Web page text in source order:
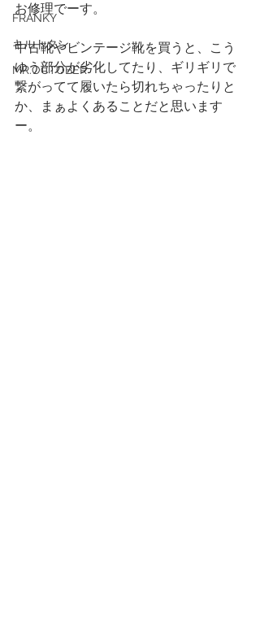
FRANKY
キルトタン
MR.OCTOBER
お修理でーす。
中古靴やビンテージ靴を買うと、こう
ゆう部分が劣化してたり、ギリギリで
繋がってて履いたら切れちゃったりと
か、まぁよくあることだと思います
ー。